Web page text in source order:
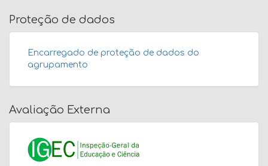
Proteção de dados
Encarregado de proteção de dados do
agrupamento
Avaliação Externa